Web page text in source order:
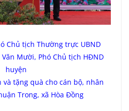
Chủ tịch Thường trực UBND
Mười, Phó Chủ tịch HĐND
huyện
tặng quà cho cán bộ, nhân
Trong, xã Hòa Đồng